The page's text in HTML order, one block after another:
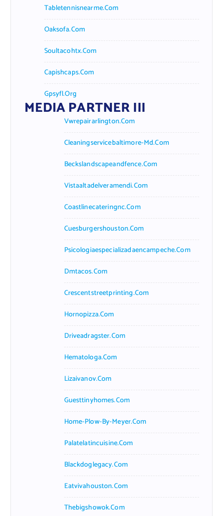
Tabletennisnearme.com
Oaksofa.com
Soultacohtx.com
Capishcaps.com
Gpsyfl.org
MEDIA PARTNER III
Vwrepairarlington.com
Cleaningservicebaltimore-Md.com
Beckslandscapeandfence.com
Vistaaltadelveramendi.com
Coastlinecateringnc.com
Cuesburgershouston.com
Psicologiaespecializadaencampeche.com
Dmtacos.com
Crescentstreetprinting.com
Hornopizza.com
Driveadragster.com
Hematologa.com
Lizaivanov.com
Guesttinyhomes.com
Home-Plow-By-Meyer.com
Palatelatincuisine.com
Blackdoglegacy.com
Eatvivahouston.com
Thebigshowok.com